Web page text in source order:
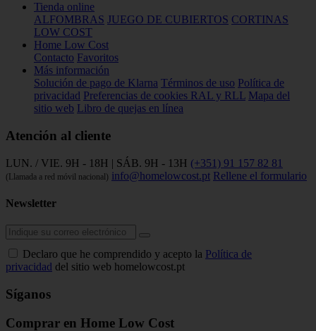
Tienda online
ALFOMBRAS JUEGO DE CUBIERTOS CORTINAS
LOW COST
Home Low Cost
Contacto Favoritos
Más información
Solución de pago de Klarna Términos de uso Política de
privacidad Preferencias de cookies RAL y RLL Mapa del
sitio web Libro de quejas en línea
Atención al cliente
LUN. / VIE. 9H - 18H | SÁB. 9H - 13H (+351) 91 157 82 81
(Llamada a red móvil nacional) info@homelowcost.pt Rellene el formulario
Newsletter
Declaro que he comprendido y acepto la Política de
privacidad del sitio web homelowcost.pt
Síganos
Comprar en Home Low Cost